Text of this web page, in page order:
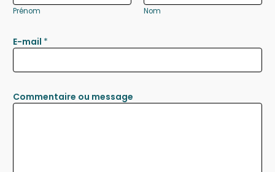
Prénom Nom
E-mail *
Commentaire ou message